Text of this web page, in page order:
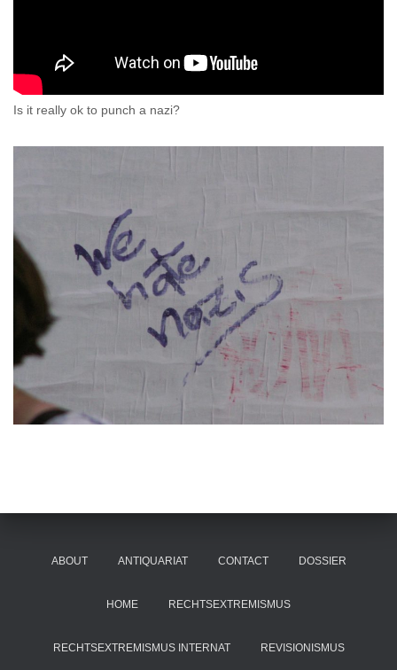
Is it really ok to punch a nazi?
ABOUT ANTIQUARIAT CONTACT DOSSIER
HOME RECHTSEXTREMISMUS
RECHTSEXTREMISMUS INTERNAT REVISIONISMUS